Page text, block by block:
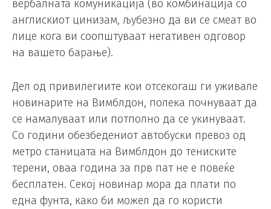
вербалната комуникација (во комбинација со
англискиот цинизам, љубезно да ви се смеат во
лице кога ви соопштуваат негативен одговор
на вашето барање).
Дел од привилегиите кои отсекогаш ги уживале
новинарите на Вимблдон, полека почнуваат да
се намалуваат или потполно да се укинуваат.
Со години обезбедениот автобуски превоз од
метро станицата на Вимблдон до тениските
терени, оваа година за прв пат не е повеќе
бесплатен. Секој новинар мора да плати по
една фунта, како би можел да го користи